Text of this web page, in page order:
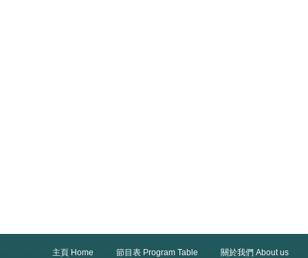
主頁 Home 節目表 Program Table
關於我們 About us